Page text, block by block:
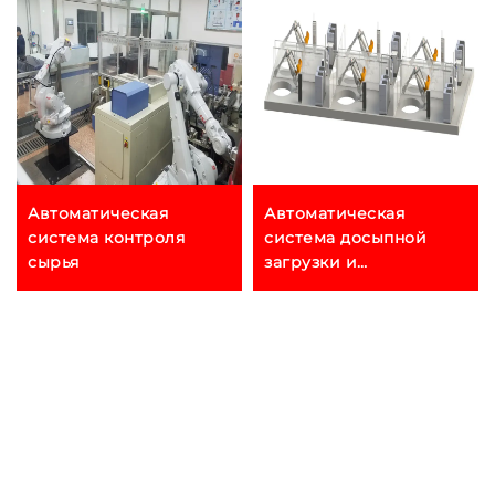
Автоматическая
система контроля
сырья
Автоматическая
система досыпной
загрузки и
транспортировки